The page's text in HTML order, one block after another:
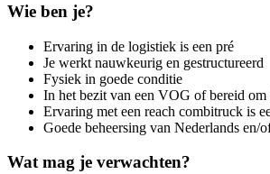
Wie ben je?
Ervaring in de logistiek is een pré
Je werkt nauwkeurig en gestructureerd
Fysiek in goede conditie
In het bezit van een VOG of bereid om
Ervaring met een reach combitruck is
Goede beheersing van Nederlands en/
Wat mag je verwachten?